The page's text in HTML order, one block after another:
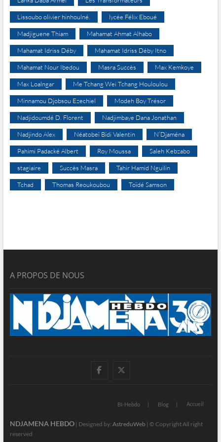
Lissoubo olivier hinhoulné. lycée Félix Eboué
Madjiguene Thiam Mahamat Ahmat Alhabo
Mahamat Idriss Déby Mahamat Idriss Déby Itno
Mahamat Nour Ibedou Masra Succès Max Kemkoye
Max Loalngar Me Tchang Wei Tchang Houloulou
Minnamou Djobsou Ezechiel Modeh Boy Trésor
Nadjidoumdé D. Florent Nadjimbaye Dana Jonathan
Nadjindo Alex Néatobeï Bidi Valentin N’Djaména
Pahimi Padacké Albert Roy Moussa Saleh Kebzabo
stagiaire Succès Masra Tahir Hamid Nguilin
Tchad Thomas Reoukoubou Toïdé Samson
A PROPOS DE NOUS
facebook
BI-Hebdo Blog Accueil
NDJAMENA HEBDO| Designed by: AstreduWeb | © Copyright All right
reserved